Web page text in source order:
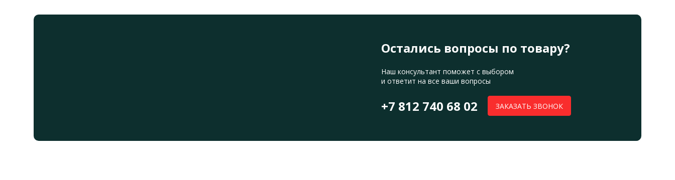
Остались вопросы по товару?
Наш консультант поможет с выбором
и ответит на все ваши вопросы
+7 812 740 68 02 ЗАКАЗАТЬ ЗВОНОК